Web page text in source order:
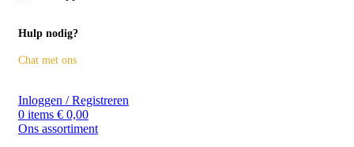
Hulp nodig?
Chat met ons
Inloggen / Registreren
0 items € 0,00
Ons assortiment